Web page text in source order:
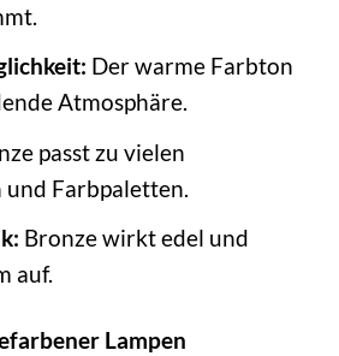
Der warme Farbton
Atmosphäre.
passt zu vielen
Farbpaletten.
Bronze wirkt edel und
auf.
Lampen